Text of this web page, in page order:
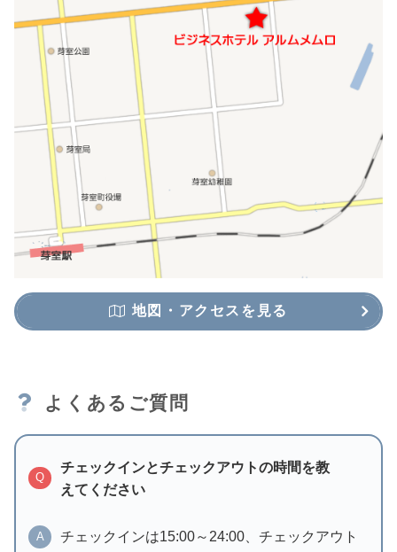
地図・アクセスを見る
よくあるご質問
Q
チェックインとチェックアウトの時間を教
えてください
A
チェックインは15:00～24:00、チェックアウト